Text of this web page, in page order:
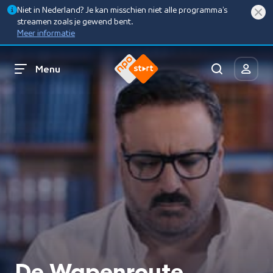
Niet in Nederland? Je kan misschien niet alle programma’s
streamen zoals je gewend bent.
Meer informatie
Menu